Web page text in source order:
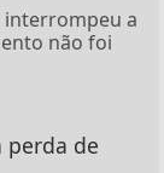
interrompeu a
não foi
perda de